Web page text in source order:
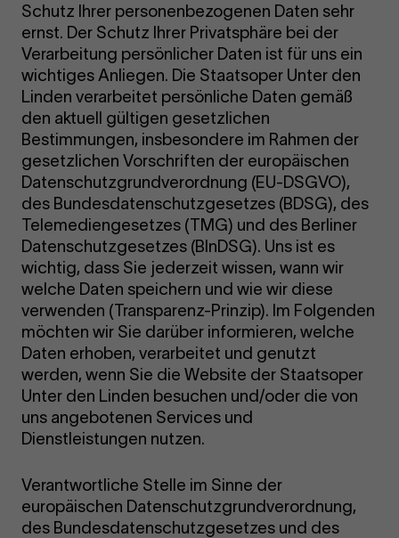
Schutz Ihrer personenbezogenen Daten sehr
ernst. Der Schutz Ihrer Privatsphäre bei der
Verarbeitung persönlicher Daten ist für uns ein
wichtiges Anliegen. Die Staatsoper Unter den
Linden verarbeitet persönliche Daten gemäß
den aktuell gültigen gesetzlichen
Bestimmungen, insbesondere im Rahmen der
gesetzlichen Vorschriften der europäischen
Datenschutzgrundverordnung (EU-DSGVO),
des Bundesdatenschutzgesetzes (BDSG), des
Telemediengesetzes (TMG) und des Berliner
Datenschutzgesetzes (BlnDSG). Uns ist es
wichtig, dass Sie jederzeit wissen, wann wir
welche Daten speichern und wie wir diese
verwenden (Transparenz-Prinzip). Im Folgenden
möchten wir Sie darüber informieren, welche
Daten erhoben, verarbeitet und genutzt
werden, wenn Sie die Website der Staatsoper
Unter den Linden besuchen und/oder die von
uns angebotenen Services und
Dienstleistungen nutzen.
Verantwortliche Stelle im Sinne der
europäischen Datenschutzgrundverordnung,
des Bundesdatenschutzgesetzes und des